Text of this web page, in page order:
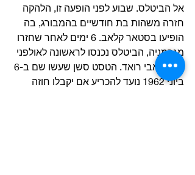
אל הביטלס. שבוע לפני הופעה זו, הלהקה
חזרה משהות בת חודשיים בהמבורג, בה
הופיעו בסטאר קלאב. 6 ימים לאחר שחזרו
מגרמניה, הביטלס נכנסו לראשונה לאולפני
ביוני 1962 נועד להכריע אם יקבלו חוזה